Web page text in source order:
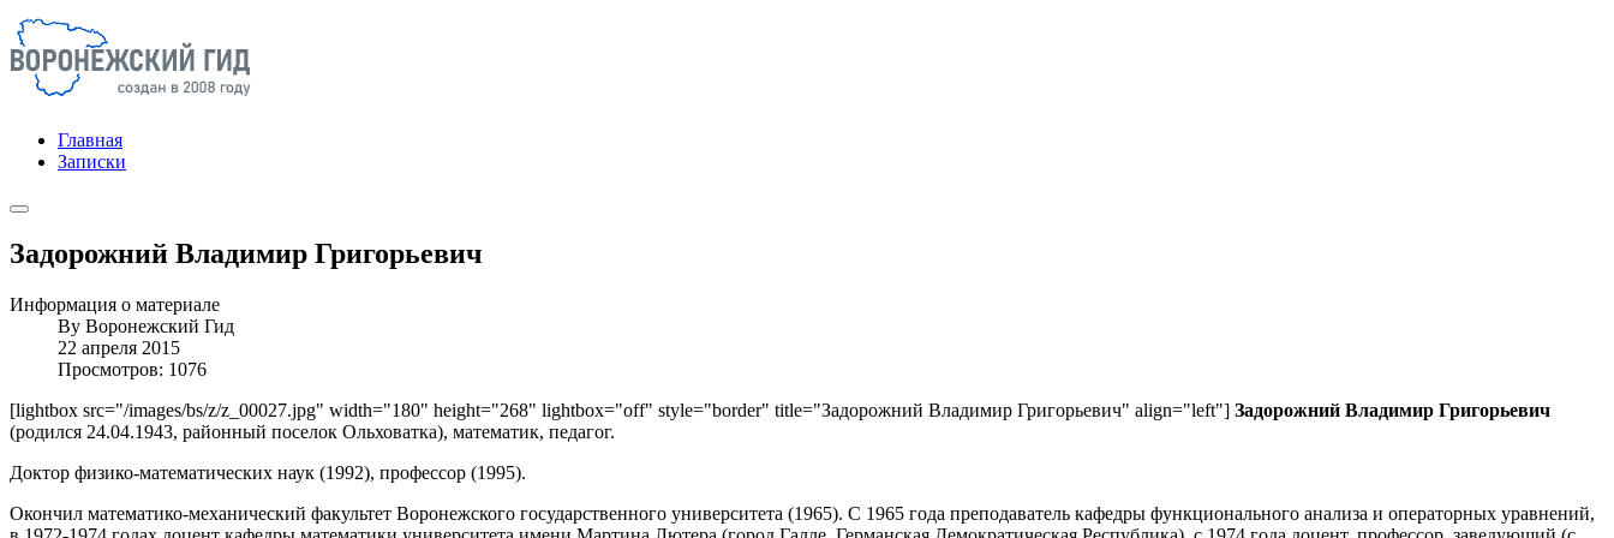
Главная
Записки
Задорожний Владимир Григорьевич
Информация о материале
By Воронежский Гид
22 апреля 2015
Просмотров: 1076
[lightbox src="/images/bs/z/z_00027.jpg" width="180" height="268" lightbox="off" style="border" title="Задорожний Владимир Григорьевич" align="left"] Задорожний Владимир Григорьевич
(родился 24.04.1943, районный поселок Ольховатка), математик, педагог.
Доктор физико-математических наук (1992), профессор (1995).
Окончил математико-механический факультет Воронежского государственного университета (1965). С 1965 года преподаватель кафедры функционального анализа и операторных уравнений,